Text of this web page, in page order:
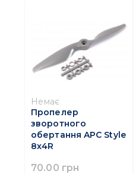
Немає
Пропелер
зворотного
обертання APC Style
8x4R
70.00 грн